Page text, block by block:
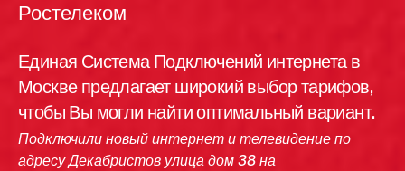
Ростелеком
Единая Система Подключений интернета в
Москве предлагает широкий выбор тарифов,
чтобы Вы могли найти оптимальный вариант.
Подключили новый интернет и телевидение по
адресу Декабристов улица дом 38 на